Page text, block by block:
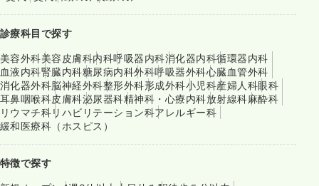
診療科目で探す
美容外科美容皮膚科内科呼吸器内科消化器内科循環器内科
血液内科腎臓内科糖尿病内科外科呼吸器外科心臓血管外科
消化器外科脳神経外科整形外科形成外科小児科産婦人科眼科
耳鼻咽喉科皮膚科泌尿器科精神科・心療内科放射線科麻酔科
リウマチ科リハビリテーション科アレルギー科
緩和医療科（ホスピス）
特徴で探す